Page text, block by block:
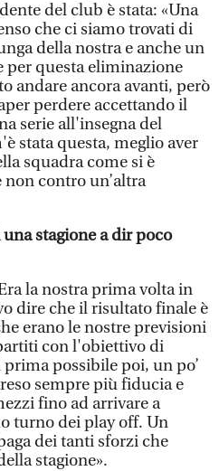
del club è stata: «Una
che ci siamo trovati di
della nostra e anche un
per questa eliminazione
andare ancora avanti, però
perdere accettando il
serie all'insegna del
stata questa, meglio aver
squadra come si è
contro un’altra
stagione a dir poco
la nostra prima volta in
dire che il risultato finale è
erano le nostre previsioni
con l'obiettivo di
possibile poi, un po’
sempre più fiducia e
fino ad arrivare a
turno dei play off. Un
dei tanti sforzi che
stagione».